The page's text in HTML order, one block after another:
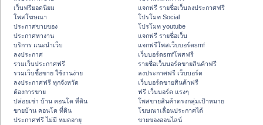
เว็บฟรียอดนิยม
โพสโฆษณา
ประกาศขายของ
ประกาศหางาน
บริการ แนะนำเว็บ
ลงประกาศ
รวมเว็บประกาศฟรี
รวมเว็บซื้อขาย ใช้งานง่าย
ลงประกาศฟรี ทุกจังหวัด
ต้องการขาย
ปล่อยเช่า บ้าน คอนโด ที่ดิน
ขายบ้าน คอนโด ที่ดิน
ประกาศฟรี ไม่มี หมดอายุ
แจกฟรี รายชื่อเว็บลงประกาศฟรี
โปรโมท Social
โปรโมท youtube
แจกฟรี รายชื่อเว็บ
แจกฟรีโพสเว็บบอร์ดsmf
เว็บบอร์ดsmfโพสฟรี
รายชื่อเว็บบอร์ดขายสินค้าฟรี
ลงประกาศฟรี เว็บบอร์ด
เว็บบอร์ดขายสินค้าฟรี
ฟรี เว็บบอร์ด แรงๆ
โพสขายสินค้าตรงกลุ่มเป้าหมาย
โฆษณาเลื่อนประกาศได้
ขายของออนไลน์